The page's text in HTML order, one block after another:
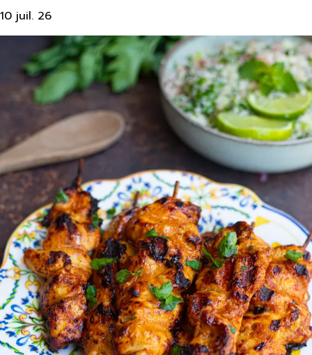
10 juil. 26